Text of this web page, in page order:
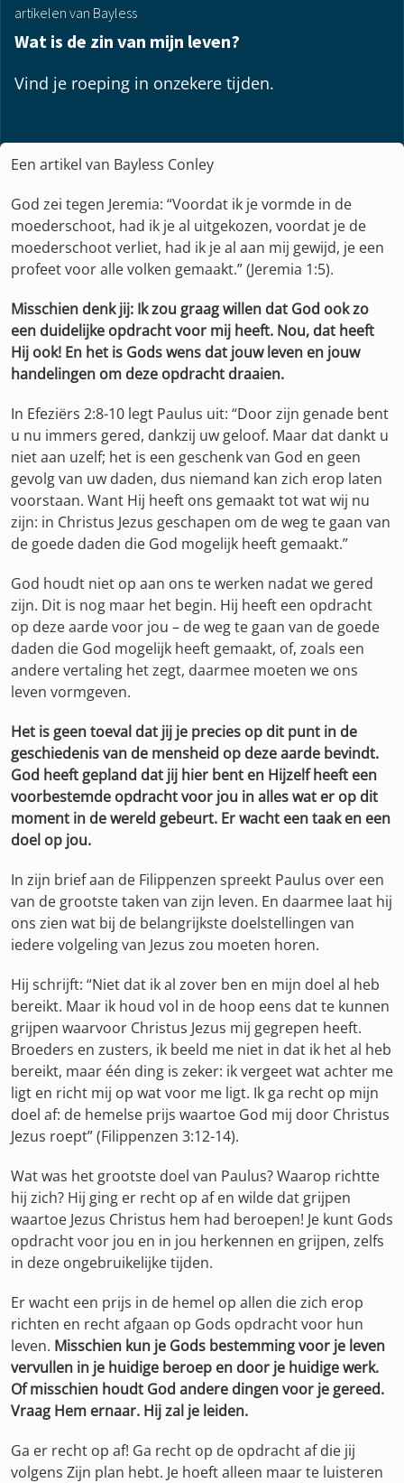
artikelen van Bayless
Wat is de zin van mijn leven?
Vind je roeping in onzekere tijden.
Een artikel van Bayless Conley
God zei tegen Jeremia: “Voordat ik je vormde in de
moederschoot, had ik je al uitgekozen, voordat je de
moederschoot verliet, had ik je al aan mij gewijd, je een
profeet voor alle volken gemaakt.” (Jeremia 1:5).
Misschien denk jij: Ik zou graag willen dat God ook zo
een duidelijke opdracht voor mij heeft. Nou, dat heeft
Hij ook! En het is Gods wens dat jouw leven en jouw
handelingen om deze opdracht draaien.
In Efeziërs 2:8-10 legt Paulus uit: “Door zijn genade bent
u nu immers gered, dankzij uw geloof. Maar dat dankt u
niet aan uzelf; het is een geschenk van God en geen
gevolg van uw daden, dus niemand kan zich erop laten
voorstaan. Want Hij heeft ons gemaakt tot wat wij nu
zijn: in Christus Jezus geschapen om de weg te gaan van
de goede daden die God mogelijk heeft gemaakt.”
God houdt niet op aan ons te werken nadat we gered
zijn. Dit is nog maar het begin. Hij heeft een opdracht
op deze aarde voor jou – de weg te gaan van de goede
daden die God mogelijk heeft gemaakt, of, zoals een
andere vertaling het zegt, daarmee moeten we ons
leven vormgeven.
Het is geen toeval dat jij je precies op dit punt in de
geschiedenis van de mensheid op deze aarde bevindt.
God heeft gepland dat jij hier bent en Hijzelf heeft een
voorbestemde opdracht voor jou in alles wat er op dit
moment in de wereld gebeurt. Er wacht een taak en een
doel op jou.
In zijn brief aan de Filippenzen spreekt Paulus over een
van de grootste taken van zijn leven. En daarmee laat hij
ons zien wat bij de belangrijkste doelstellingen van
iedere volgeling van Jezus zou moeten horen.
Hij schrijft: “Niet dat ik al zover ben en mijn doel al heb
bereikt. Maar ik houd vol in de hoop eens dat te kunnen
grijpen waarvoor Christus Jezus mij gegrepen heeft.
Broeders en zusters, ik beeld me niet in dat ik het al heb
bereikt, maar één ding is zeker: ik vergeet wat achter me
ligt en richt mij op wat voor me ligt. Ik ga recht op mijn
doel af: de hemelse prijs waartoe God mij door Christus
Jezus roept” (Filippenzen 3:12-14).
Wat was het grootste doel van Paulus? Waarop richtte
hij zich? Hij ging er recht op af en wilde dat grijpen
waartoe Jezus Christus hem had beroepen! Je kunt Gods
opdracht voor jou en in jou herkennen en grijpen, zelfs
in deze ongebruikelijke tijden.
Er wacht een prijs in de hemel op allen die zich erop
richten en recht afgaan op Gods opdracht voor hun
leven. Misschien kun je Gods bestemming voor je leven
vervullen in je huidige beroep en door je huidige werk.
Of misschien houdt God andere dingen voor je gereed.
Vraag Hem ernaar. Hij zal je leiden.
Ga er recht op af! Ga recht op de opdracht af die jij
volgens Zijn plan hebt. Je hoeft alleen maar te luisteren